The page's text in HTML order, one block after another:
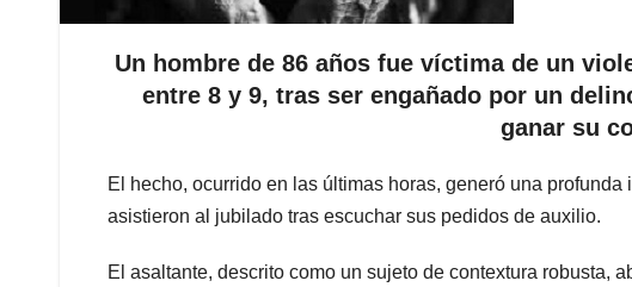
Un hombre de 86 años fue víctima de un
entre 8 y 9, tras ser engañado por un
ganar su
El hecho, ocurrido en las últimas horas, generó una
asistieron al jubilado tras escuchar sus pedidos de auxilio.
El asaltante, descrito como un sujeto de contextura robusta,